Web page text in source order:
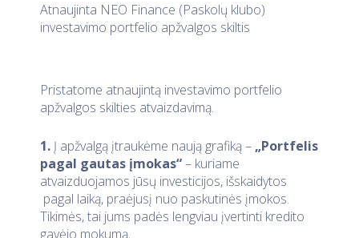
Atnaujinta NEO Finance (Paskolų klubo)
investavimo portfelio apžvalgos skiltis
Pristatome atnaujintą investavimo portfelio
apžvalgos skilties atvaizdavimą.
1. Į apžvalgą įtraukėme naują grafiką – „Portfelis
pagal gautas įmokas“– kuriame
atvaizduojamos jūsų investicijos, išskaidytos
pagal laiką, praėjusį nuo paskutinės įmokos.
Tikimės, tai jums padės lengviau įvertinti kredito
gavėjo mokumą.